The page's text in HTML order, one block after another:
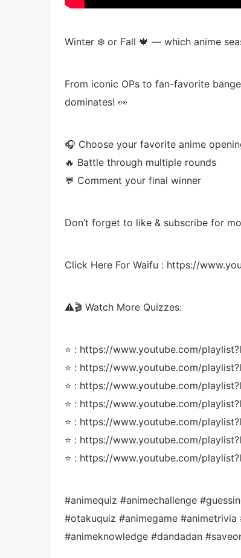
Winter ❄️ or Fall 🍁 — which anime
From iconic OPs to fan-favorite
dominates! 👀
🎧 Choose your favorite anime
🔥 Battle through multiple rounds
💬 Comment your final winner
Don’t forget to like & subscribe for
Click Here For Waifu : https://
⚠️🎬 Watch More Quizzes:
⭐ : https://www.youtube.com/
⭐ : https://www.youtube.com/
⭐ : https://www.youtube.com/
⭐ : https://www.youtube.com/
⭐ : https://www.youtube.com/
⭐ : https://www.youtube.com/
⭐ : https://www.youtube.com/
#animequiz #animechallenge
#otakuquiz #animegame
#animeknowledge #dandadan